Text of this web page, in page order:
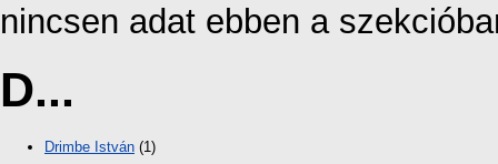
nincsen adat ebben a
D...
Drimbe István (1)